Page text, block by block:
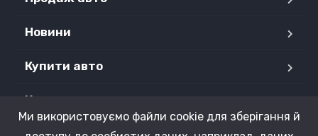
Новини
Купити авто
Контакти
Ми використовуємо файли cookie для зберігання й